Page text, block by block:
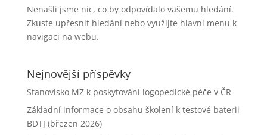
Nenašli jsme nic, co by odpovídalo vašemu hledání.
Zkuste upřesnit hledání nebo využijte hlavní menu k
navigaci na webu.
Nejnovější příspěvky
Stanovisko MZ k poskytování logopedické péče v ČR
Základní informace o obsahu školení k testové baterii
BDTJ (březen 2026)